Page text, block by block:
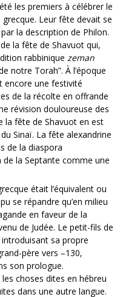
les premiers à célébrer le
Leur fête devait se
la description de Philon.
la fête de Shavuot qui,
rabbinique zeman
notre Torah”. À l’époque
encore une festivité
de la récolte en offrande
révision douloureuse des
la fête de Shavuot en est
Sinaï. La fête alexandrine
de la diaspora
la Septante comme une
était l’équivalent ou
se répandre qu’en milieu
en faveur de la
de Judée. Le petit-fils de
introduisant sa propre
père vers –130,
son prologue.
choses dites en hébreu
dans une autre langue.